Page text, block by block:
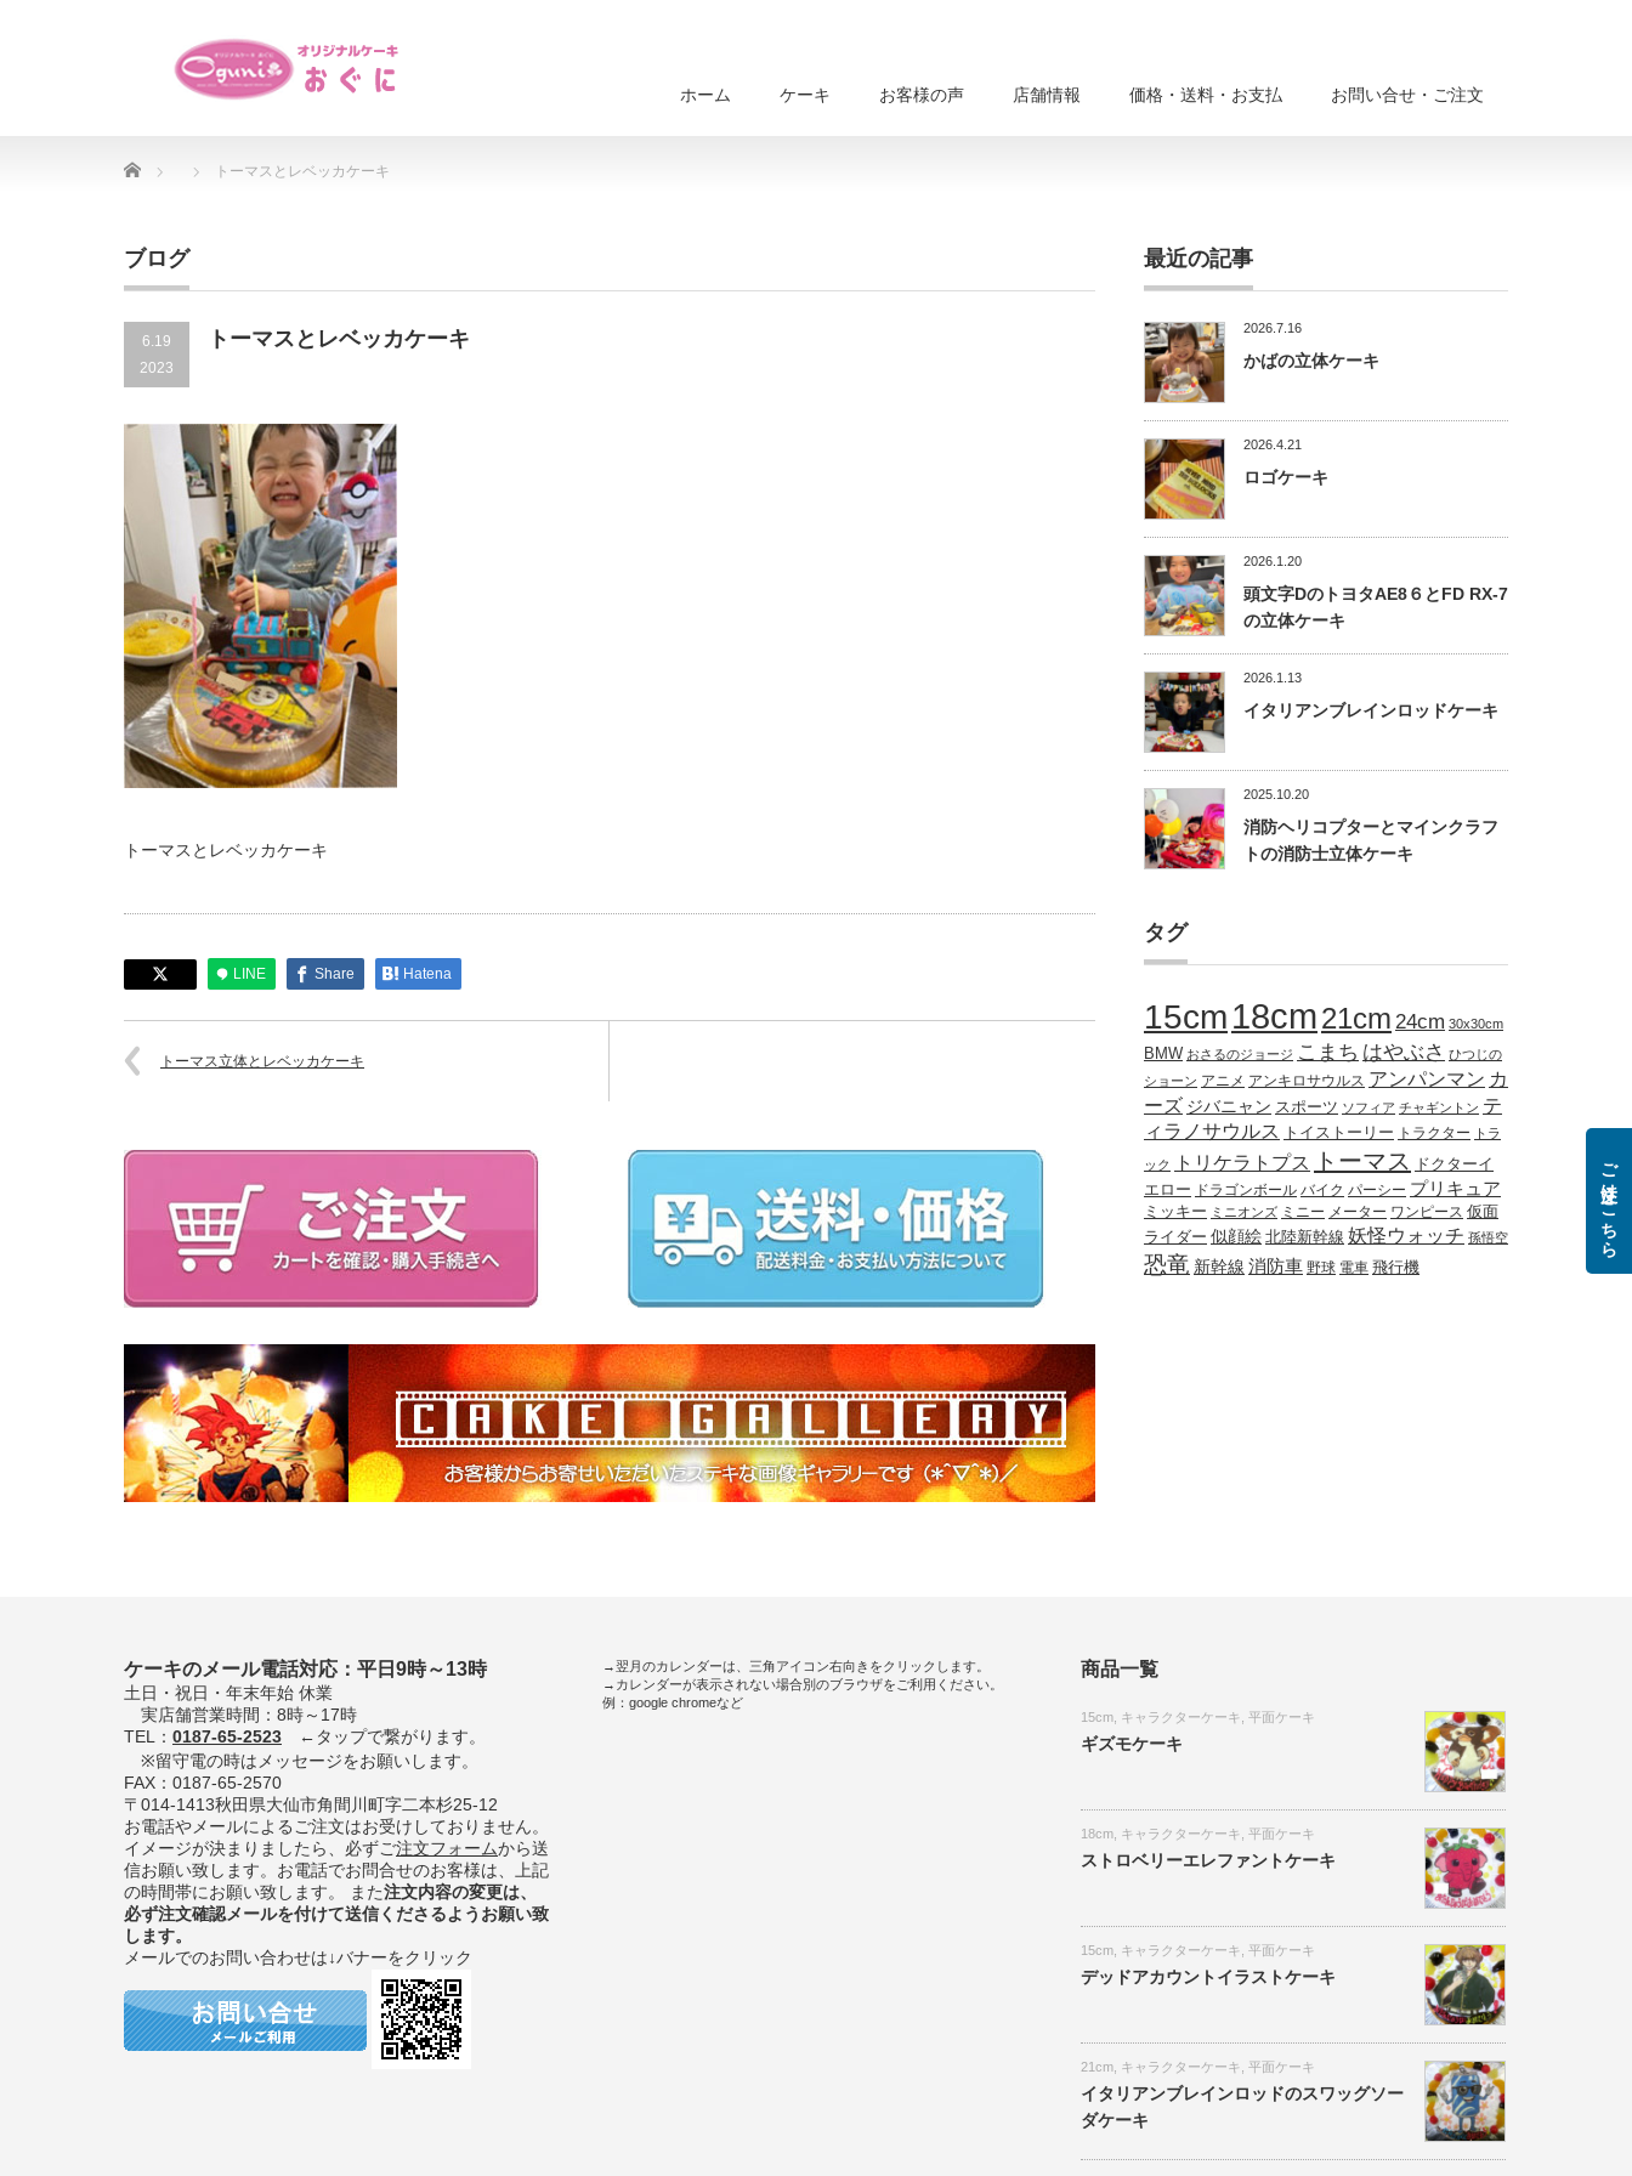
ホーム ケーキ お客様の声 店舗情報 価格・送料・お支払 お問い合せ・ご注文
Home トーマスとレベッカケーキ
ブログ
6.19
2023
トーマスとレベッカケーキ
トーマスとレベッカケーキ
LINE Share Hatena
トーマス立体とレベッカケーキ
最近の記事
2026.7.16
かばの立体ケーキ
2026.4.21
ロゴケーキ
2026.1.20
頭文字DのトヨタAE8６とFD RX-7
の立体ケーキ
2026.1.13
イタリアンブレインロッドケーキ
2025.10.20
消防ヘリコプターとマインクラフ
トの消防士立体ケーキ
タグ
15cm18cm21cm 24cm 30x30cm
BMW おさるのジョージ こまち はやぶさ ひつじの
ショーン アニメ アンキロサウルス アンパンマン カ
ーズ ジバニャン スポーツ ソフィア チャギントン テ
ィラノサウルス
トイストーリー トラクター トラ
ック トリケラトプス トーマス
ドクターイ
エロー
ドラゴンボール バイク パーシー プリキュア
ミッキー ミニオンズ ミニー メーター ワンピース 仮面
ライダー 似顔絵 北陸新幹線 妖怪ウォッチ 孫悟空
恐竜 新幹線 消防車 野球 電車 飛行機
ケーキのメール電話対応：平日9時～13時
土日・祝日・年末年始 休業
実店舗営業時間：8時～17時
TEL： 0187-65-2523 ←タップで繋がります。
※留守電の時はメッセージをお願いします。
FAX：0187-65-2570
〒014-1413秋田県大仙市角間川町字二本杉25-12
お電話やメールによるご注文はお受けしておりません。
イメージが決まりましたら、必ずご注文フォームから送
信お願い致します。お電話でお問合せのお客様は、上記
の時間帯にお願い致します。 また注文内容の変更は、
必ず注文確認メールを付けて送信くださるようお願い致
します。
メールでのお問い合わせは↓バナーをクリック
→翌月のカレンダーは、三角アイコン右向きをクリックします。
→カレンダーが表示されない場合別のブラウザをご利用ください。
例：google chromeなど
商品一覧
15cm キャラクターケーキ 平面ケーキ
ギズモケーキ
18cm キャラクターケーキ 平面ケーキ
ストロベリーエレファントケーキ
15cm キャラクターケーキ 平面ケーキ
デッドアカウントイラストケーキ
21cm キャラクターケーキ 平面ケーキ
イタリアンブレインロッドのスワッグソー
ダケーキ
ご注文はこちら